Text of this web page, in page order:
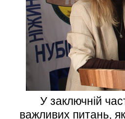
У заключній
важливих питань,